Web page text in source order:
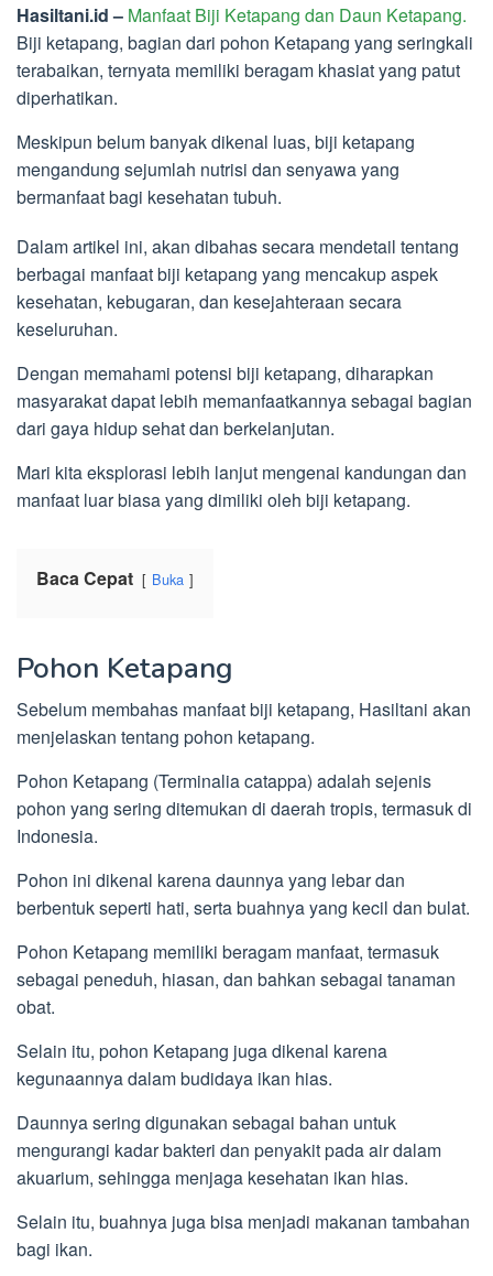
Hasiltani.id – Manfaat Biji Ketapang dan Daun Ketapang.
Biji ketapang, bagian dari pohon Ketapang yang seringkali
terabaikan, ternyata memiliki beragam khasiat yang patut
diperhatikan.
Meskipun belum banyak dikenal luas, biji ketapang
mengandung sejumlah nutrisi dan senyawa yang
bermanfaat bagi kesehatan tubuh.
Dalam artikel ini, akan dibahas secara mendetail tentang
berbagai manfaat biji ketapang yang mencakup aspek
kesehatan, kebugaran, dan kesejahteraan secara
keseluruhan.
Dengan memahami potensi biji ketapang, diharapkan
masyarakat dapat lebih memanfaatkannya sebagai bagian
dari gaya hidup sehat dan berkelanjutan.
Mari kita eksplorasi lebih lanjut mengenai kandungan dan
manfaat luar biasa yang dimiliki oleh biji ketapang.
Baca Cepat Buka
Pohon Ketapang
Sebelum membahas manfaat biji ketapang, Hasiltani akan
menjelaskan tentang pohon ketapang.
Pohon Ketapang (Terminalia catappa) adalah sejenis
pohon yang sering ditemukan di daerah tropis, termasuk di
Indonesia.
Pohon ini dikenal karena daunnya yang lebar dan
berbentuk seperti hati, serta buahnya yang kecil dan bulat.
Pohon Ketapang memiliki beragam manfaat, termasuk
sebagai peneduh, hiasan, dan bahkan sebagai tanaman
obat.
Selain itu, pohon Ketapang juga dikenal karena
kegunaannya dalam budidaya ikan hias.
Daunnya sering digunakan sebagai bahan untuk
mengurangi kadar bakteri dan penyakit pada air dalam
akuarium, sehingga menjaga kesehatan ikan hias.
Selain itu, buahnya juga bisa menjadi makanan tambahan
bagi ikan.